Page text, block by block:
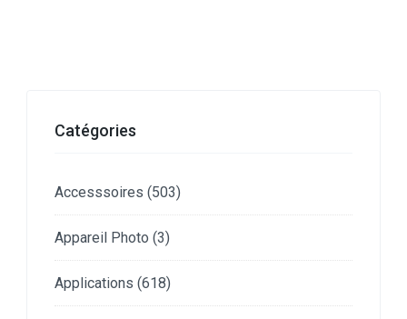
Catégories
Accesssoires (503)
Appareil Photo (3)
Applications (618)